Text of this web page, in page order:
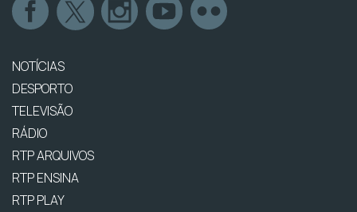
NOTÍCIAS
DESPORTO
TELEVISÃO
RÁDIO
RTP ARQUIVOS
RTP ENSINA
RTP PLAY